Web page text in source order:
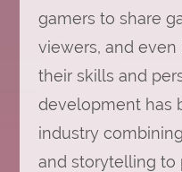
gamers to share
viewers, and
their skills and
development has
industry
and storytelling to